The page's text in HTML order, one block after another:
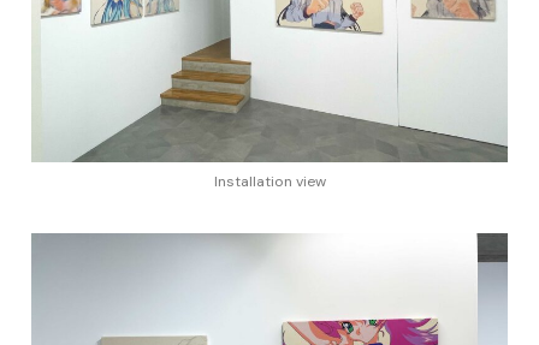
Installation view